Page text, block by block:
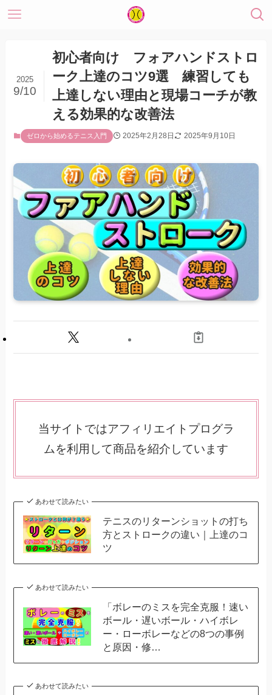
初心者向け フォアハンドストロ
ーク上達のコツ9選 練習しても
上達しない理由と現場コーチが教
える効果的な改善法
2025
9/10
ゼロから始めるテニス入門 2025年2月28日 2025年9月10日
当サイトではアフィリエイトプログラ
ムを利用して商品を紹介しています
あわせて読みたい
テニスのリターンショットの打ち
方とストロークの違い｜上達のコ
ツ
あわせて読みたい
「ボレーのミスを完全克服！速い
ボール・遅いボール・ハイボレ
ー・ローボレーなどの8つの事例
と原因・修…
あわせて読みたい